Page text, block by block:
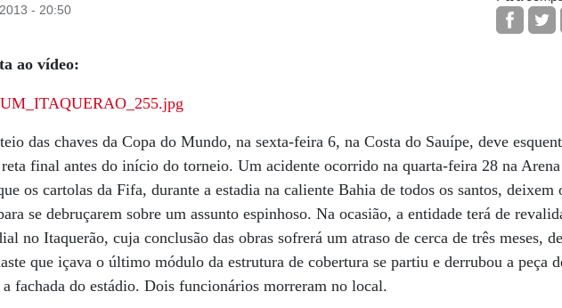
- 20:50
ao vídeo:
das chaves da Copa do Mundo, na sexta-feira 6, na Costa do Sauípe, deve
reta final antes do início do torneio. Um acidente ocorrido na quarta-feira 28 na
os cartolas da Fifa, durante a estadia na caliente Bahia de todos os santos, deixem
se debruçarem sobre um assunto espinhoso. Na ocasião, a entidade terá de
no Itaquerão, cuja conclusão das obras sofrerá um atraso de cerca de três meses,
que içava o último módulo da estrutura de cobertura se partiu e derrubou a peça
a fachada do estádio. Dois funcionários morreram no local.